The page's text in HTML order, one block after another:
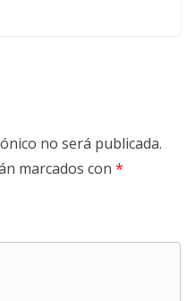
no será publicada.
marcados con *